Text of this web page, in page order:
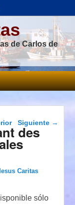
de Carlos de
Navegación de
entradas
Siguiente →
des
Caritas
sólo